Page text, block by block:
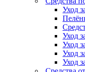
Уход
Уход
Уход
Уход
Уход